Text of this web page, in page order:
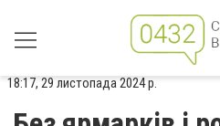
18:17, 29 листопада 2024 р.